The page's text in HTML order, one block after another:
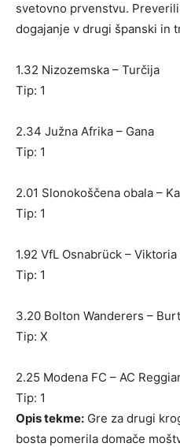
svetovno prvenstvu.
dogajanje v drugi španski in
1.32 Nizozemska – Turčija
Tip: 1
2.34 Južna Afrika – Gana
Tip: 1
2.01 Slonokoščena obala –
Tip: 1
1.92 VfL Osnabrück – Viktoria
Tip: 1
3.20 Bolton Wanderers –
Tip: X
2.25 Modena FC – AC
Tip: 1
Opis tekme: Gre za drugi
bosta pomerila domače